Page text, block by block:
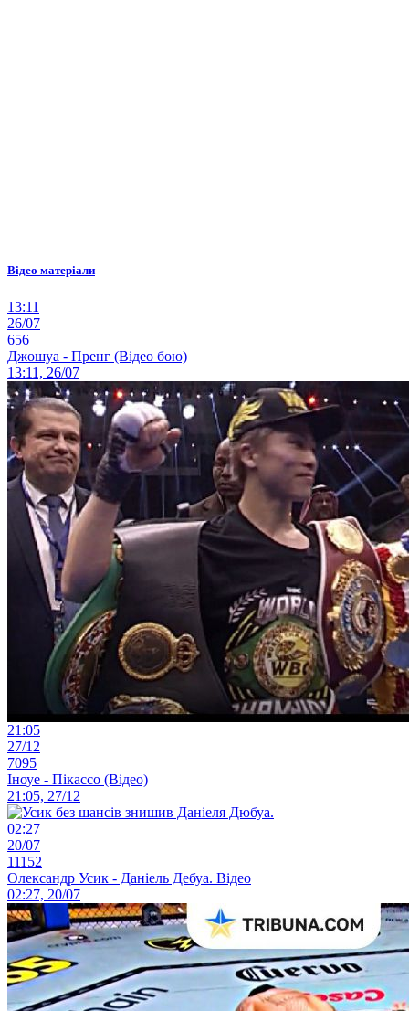
Відео матеріали
13:11
26/07
656
Джошуа - Пренг (Відео бою)
13:11, 26/07
21:05
27/12
7095
Іноуе - Пікассо (Відео)
21:05, 27/12
02:27
20/07
11152
Олександр Усик - Даніель Дебуа. Відео
02:27, 20/07